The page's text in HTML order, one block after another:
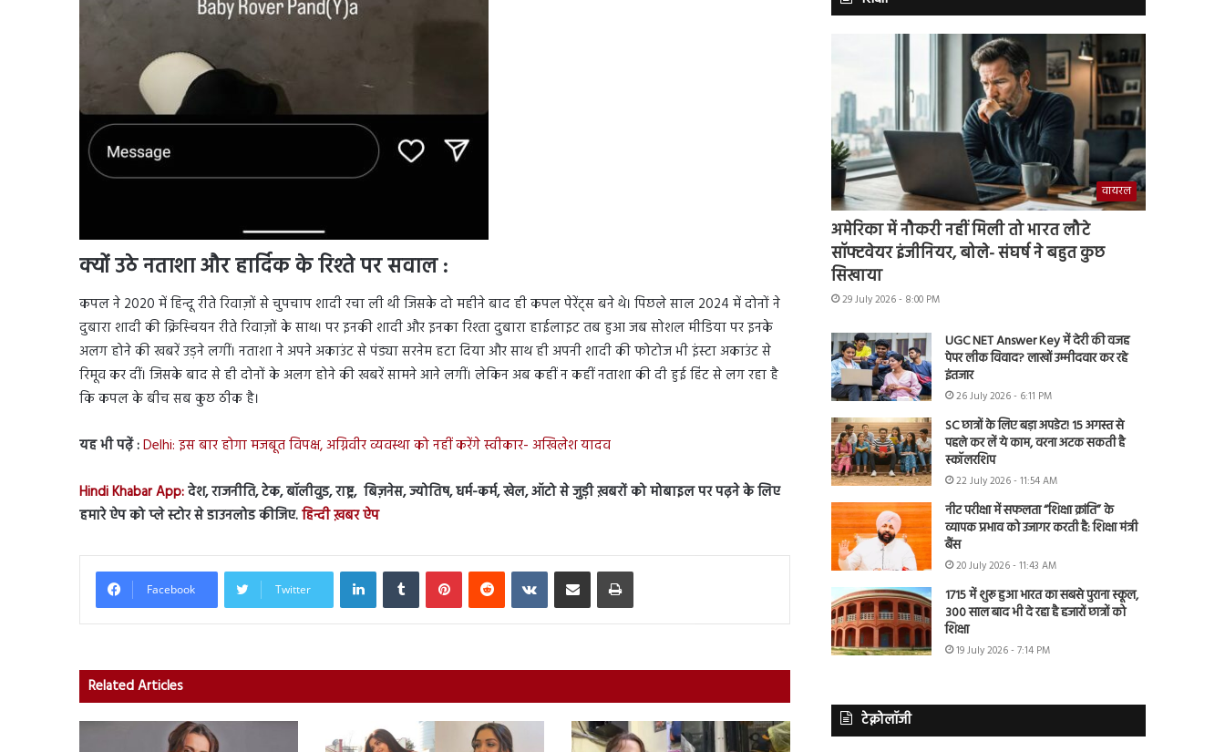
क्यों उठे नताशा और हार्दिक के रिश्ते पर सवाल :
कपल ने 2020 में हिन्दू रीते रिवाज़ों से चुपचाप शादी रचा ली थी जिसके दो महीने बाद ही कपल पेरेंट्स बने थे। पिछले साल 2024 में दोनों ने
दुबारा शादी की क्रिस्चियन रीते रिवाज़ों के साथ। पर इनकी शादी और इनका रिश्ता दुबारा हाईलाइट तब हुआ जब सोशल मीडिया पर इनके
अलग होने की खबरें उड़ने लगीं। नताशा ने अपने अकाउंट से पंड्या सरनेम हटा दिया और साथ ही अपनी शादी की फोटोज भी इंस्टा अकाउंट से
रिमूव कर दीं। जिसके बाद से ही दोनों के अलग होने की खबरें सामने आने लगीं। लेकिन अब कहीं न कहीं नताशा की दी हुई हिंट से लग रहा है
कि कपल के बीच सब कुछ ठीक है।
यह भी पढ़ें :Delhi: इस बार होगा मजबूत विपक्ष, अग्निवीर व्यवस्था को नहीं करेंगे स्वीकार- अखिलेश यादव
Hindi Khabar App:देश, राजनीति, टेक, बॉलीवुड, राष्ट्र, बिज़नेस, ज्योतिष, धर्म-कर्म, खेल, ऑटो से जुड़ी ख़बरों को मोबाइल पर पढ़ने के लिए
हमारे ऐप को प्ले स्टोर से डाउनलोड कीजिए.हिन्दी ख़बर ऐप
Facebook Twitter
LinkedInTumblr PinterestReddit VKontakteShare via Email Print
Related Articles
वायरल
अमेरिका में नौकरी नहीं मिली तो भारत लौटे
सॉफ्टवेयर इंजीनियर, बोले- संघर्ष ने बहुत कुछ
सिखाया
29 July 2026 - 8:00 PM
UGC NET Answer Key में देरी की वजह
पेपर लीक विवाद? लाखों उम्मीदवार कर रहे
इंतजार
26 July 2026 - 6:11 PM
SC छात्रों के लिए बड़ा अपडेट! 15 अगस्त से
पहले कर लें ये काम, वरना अटक सकती है
स्कॉलरशिप
22 July 2026 - 11:54 AM
नीट परीक्षा में सफलता “शिक्षा क्रांति” के
व्यापक प्रभाव को उजागर करती है: शिक्षा मंत्री
बैंस
20 July 2026 - 11:43 AM
1715 में शुरू हुआ भारत का सबसे पुराना स्कूल,
300 साल बाद भी दे रहा है हजारों छात्रों को
शिक्षा
19 July 2026 - 7:14 PM
टेक्नोलॉजी